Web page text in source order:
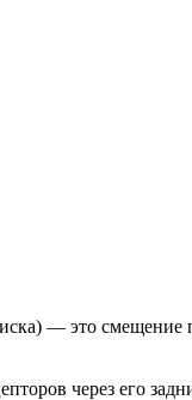
— это смещение
через его